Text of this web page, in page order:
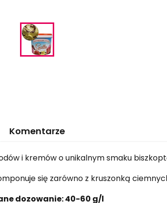
Komentarze
i kremów o unikalnym smaku
się zarówno z kruszonką
dozowanie: 40-60 g/l